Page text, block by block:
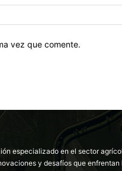
vez que comente.
especializado en el sector
y desafíos que